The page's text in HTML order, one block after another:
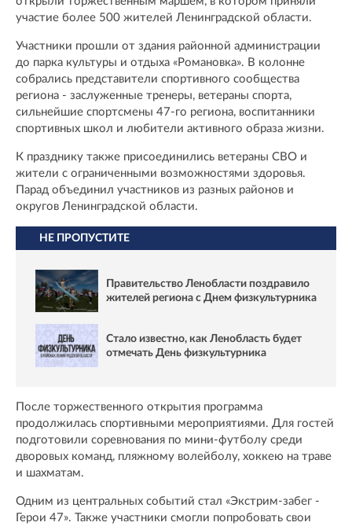
участие более 500 жителей Ленинградской области.
Участники прошли от здания районной администрации
до парка культуры и отдыха «Романовка». В колонне
собрались представители спортивного сообщества
региона - заслуженные тренеры, ветераны спорта,
сильнейшие спортсмены 47-го региона, воспитанники
спортивных школ и любители активного образа жизни.
К празднику также присоединились ветераны СВО и
жители с ограниченными возможностями здоровья.
Парад объединил участников из разных районов и
округов Ленинградской области.
НЕ ПРОПУСТИТЕ
Правительство Ленобласти поздравило
жителей региона с Днем физкультурника
Стало известно, как Ленобласть будет
отмечать День физкультурника
После торжественного открытия программа
продолжилась спортивными мероприятиями. Для гостей
подготовили соревнования по мини-футболу среди
дворовых команд, пляжному волейболу, хоккею на траве
и шахматам.
Одним из центральных событий стал «Экстрим-забег -
Герои 47». Также участники смогли попробовать свои